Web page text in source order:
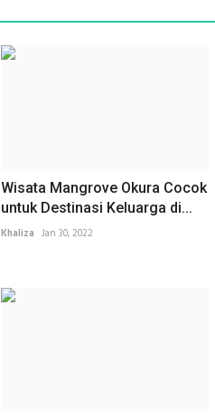
Wisata Mangrove Okura Cocok
untuk Destinasi Keluarga di...
Khaliza Jan 30, 2022